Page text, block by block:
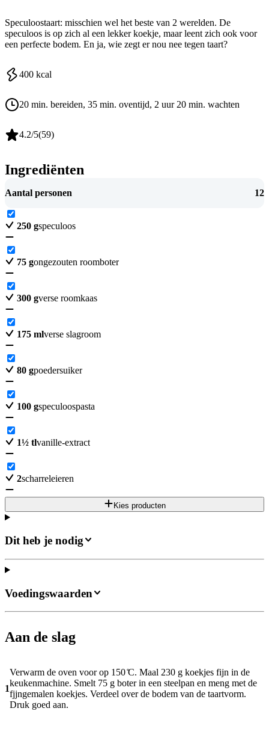
Speculoostaart: misschien wel het beste van 2 werelden. De
speculoos is op zich al een lekker koekje, maar leent zich ook voor
een perfecte bodem. En ja, wie zegt er nou nee tegen taart?
400 kcal
20 min. bereiden, 35 min. oventijd, 2 uur 20 min. wachten
4.2/5(59)
Ingrediënten
Aantal personen 12
250 gspeculoos
75 gongezouten roomboter
300 gverse roomkaas
175 mlverse slagroom
80 gpoedersuiker
100 gspeculoospasta
1½ tlvanille-extract
2scharreleieren
Kies producten
Dit heb je nodig
Aan de slag
1
Verwarm de oven voor op 150 ̊C. Maal 230 g koekjes fijn in de
keukenmachine. Smelt 75 g boter in een steelpan en meng met de
fjjngemalen koekjes. Verdeel over de bodem van de taartvorm.
Druk goed aan.
Voedingswaarden